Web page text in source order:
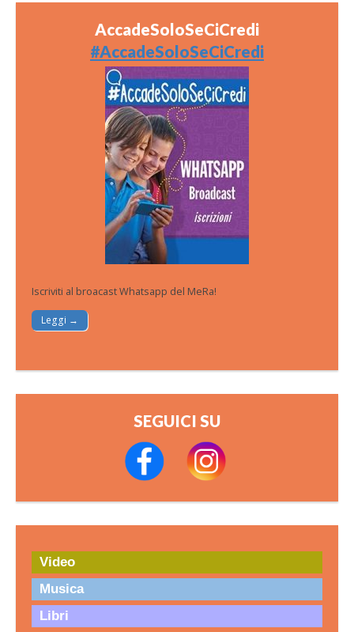
AccadeSoloSeCiCredi
#AccadeSoloSeCiCredi
Iscriviti al broacast Whatsapp del MeRa!
Leggi →
SEGUICI SU
Video
Musica
Libri